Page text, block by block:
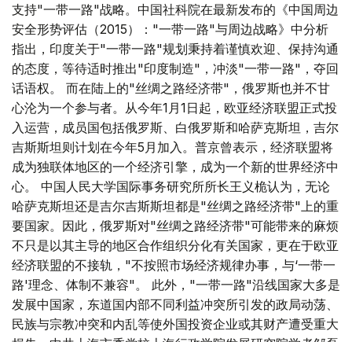
支持"一带一路"战略。中国社科院在最新发布的《中国周边
安全形势评估（2015）："一带一路"与周边战略》中分析
指出，印度关于"一带一路"规划秉持着谨慎欢迎、保持沟通
的态度，等待适时推出"印度制造"，冲淡"一带一路"，夺回
话语权。 而在陆上的"丝绸之路经济带"，俄罗斯也并不甘
心沦为一个参与者。从今年1月1日起，欧亚经济联盟正式投
入运营，成员国包括俄罗斯、白俄罗斯和哈萨克斯坦，吉尔
吉斯斯坦则计划在今年5月加入。普京曾表示，经济联盟将
成为独联体地区的一个经济引擎，成为一个新的世界经济中
心。 中国人民大学国际事务研究所所长王义桅认为，无论
哈萨克斯坦还是吉尔吉斯斯坦都是"丝绸之路经济带"上的重
要国家。因此，俄罗斯对"丝绸之路经济带"可能带来的麻烦
不只是以其主导的地区合作组织分化有关国家，更在于欧亚
经济联盟的不接轨，"不按照市场经济规律办事，与‘一带一
路'理念、体制不兼容"。 此外，"一带一路"沿线国家大多是
发展中国家，东道国内部不同利益冲突所引发的政局动荡、
民族与宗教冲突和内乱等使外国投资企业或其财产遭受重大